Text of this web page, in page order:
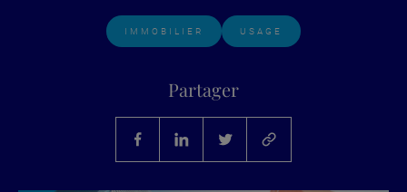
IMMOBILIER USAGE
Partager